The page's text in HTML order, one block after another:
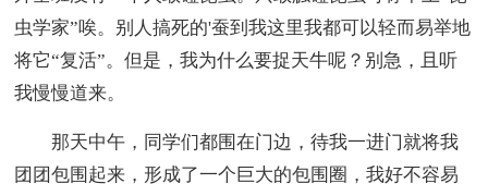
虫学家”唉。别人搞死的'蚕到我这里我都可以轻而易举地
将它“复活”。但是，我为什么要捉天牛呢？别急，且听
我慢慢道来。
那天中午，同学们都围在门边，待我一进门就将我
团团包围起来，形成了一个巨大的包围圈，我好不容易